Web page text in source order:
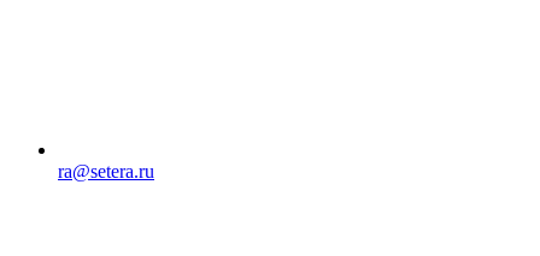
ra@setera.ru